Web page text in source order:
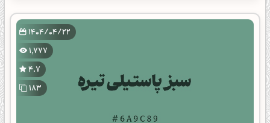
1404/04/22
1,777
4.7
183